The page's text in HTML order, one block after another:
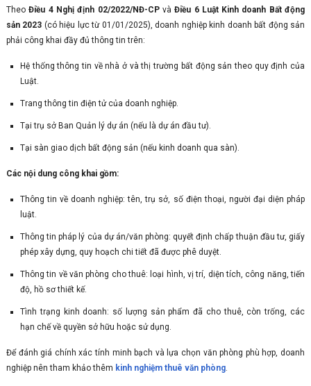
TheoĐiều 4 Nghị định 02/2022/NĐ-CPvàĐiều 6 Luật Kinh doanh Bất động
sản 2023 (có hiệu lực từ 01/01/2025), doanh nghiệp kinh doanh bất động sản
phải công khai đầy đủ thông tin trên:
Hệ thống thông tin về nhà ở và thị trường bất động sản theo quy định của
Luật.
Trang thông tin điện tử của doanh nghiệp.
Tại trụ sở Ban Quản lý dự án (nếu là dự án đầu tư).
Tại sàn giao dịch bất động sản (nếu kinh doanh qua sàn).
Các nội dung công khai gồm:
Thông tin về doanh nghiệp: tên, trụ sở, số điện thoại, người đại diện pháp
luật.
Thông tin pháp lý của dự án/văn phòng: quyết định chấp thuận đầu tư, giấy
phép xây dựng, quy hoạch chi tiết đã được phê duyệt.
Thông tin về văn phòng cho thuê: loại hình, vị trí, diện tích, công năng, tiến
độ, hồ sơ thiết kế.
Tình trạng kinh doanh: số lượng sản phẩm đã cho thuê, còn trống, các
hạn chế về quyền sở hữu hoặc sử dụng.
Để đánh giá chính xác tính minh bạch và lựa chọn văn phòng phù hợp, doanh
nghiệp nên tham khảo thêm kinh nghiệm thuê văn phòng.